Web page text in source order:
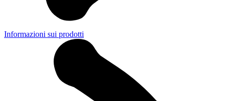
Informazioni sui prodotti